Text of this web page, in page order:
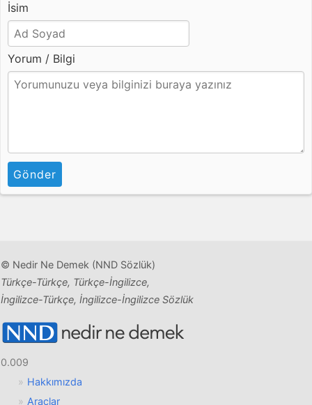
İsim
Yorum / Bilgi
Gönder
© Nedir Ne Demek (NND Sözlük)
Türkçe-Türkçe, Türkçe-İngilizce,
İngilizce-Türkçe, İngilizce-İngilizce Sözlük
0.009
Hakkımızda
Araçlar